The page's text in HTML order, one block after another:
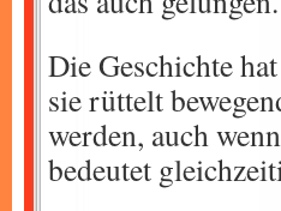
Die Geschichte
sie rüttelt
werden, auch
bedeutet